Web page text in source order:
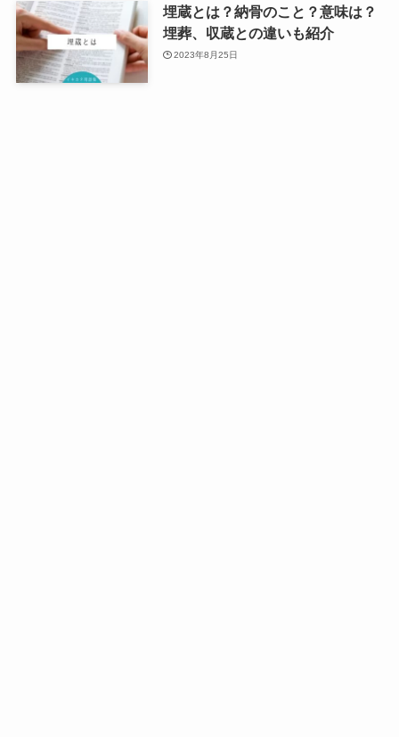
埋蔵とは？納骨のこと？意味は？
埋葬、収蔵との違いも紹介
2023年8月25日